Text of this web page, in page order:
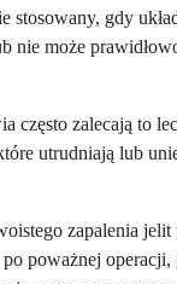
stosowany, gdy
nie może
często zalecają to
utrudniają lub
zapalenia jelit
poważnej operacji,